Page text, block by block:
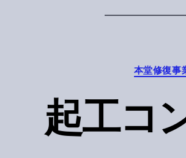
本堂修復事
起工コ